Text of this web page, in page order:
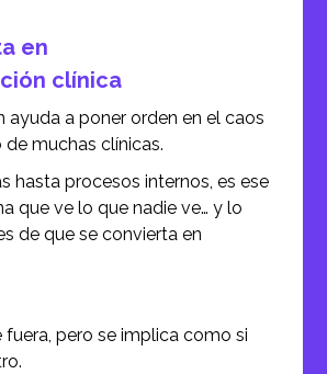
en
clínica
ayuda a poner orden en el caos
muchas clínicas.
hasta procesos internos, es ese
que ve lo que nadie ve… y lo
de que se convierta en
fuera, pero se implica como si